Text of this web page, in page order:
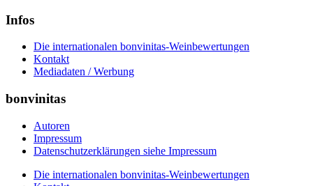
Infos
Die internationalen bonvinitas-Weinbewertungen
Kontakt
Mediadaten / Werbung
bonvinitas
Autoren
Impressum
Datenschutzerklärungen siehe Impressum
Die internationalen bonvinitas-Weinbewertungen